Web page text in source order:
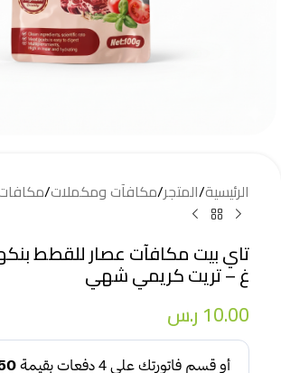
الرئيسية/المتجر/مكافآت ومكملات/
غ – تريت كريمي شهي
10.00 ر.س